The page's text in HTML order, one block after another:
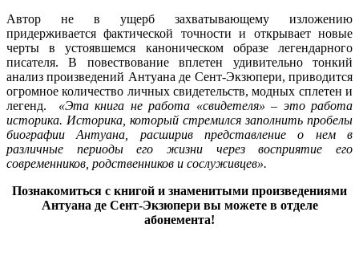
Автор не в ущерб захватывающему изложению
придерживается фактической точности и открывает новые
черты в устоявшемся каноническом образе легендарного
писателя. В повествование вплетен удивительно тонкий
анализ произведений Антуана де Сент-Экзюпери, приводится
огромное количество личных свидетельств, модных сплетен и
легенд.
«Эта книга не работа «свидетеля» – это работа
историка. Историка, который стремился заполнить пробелы
биографии Антуана, расширив представление о нем в
различные периоды его жизни через восприятие его
современников, родственников и сослуживцев».
Познакомиться с книгой и знаменитыми произведениями
Антуана де Сент-Экзюпери вы можете в отделе
абонемента!